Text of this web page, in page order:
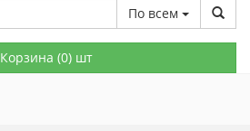
По всем
Корзина (0) шт